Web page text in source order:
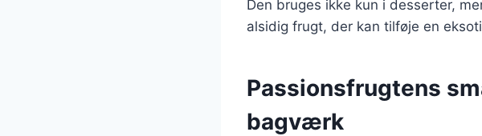
Den bruges ikke kun i desserter,
alsidig frugt, der kan tilføje en
Passionsfrugtens
bagværk